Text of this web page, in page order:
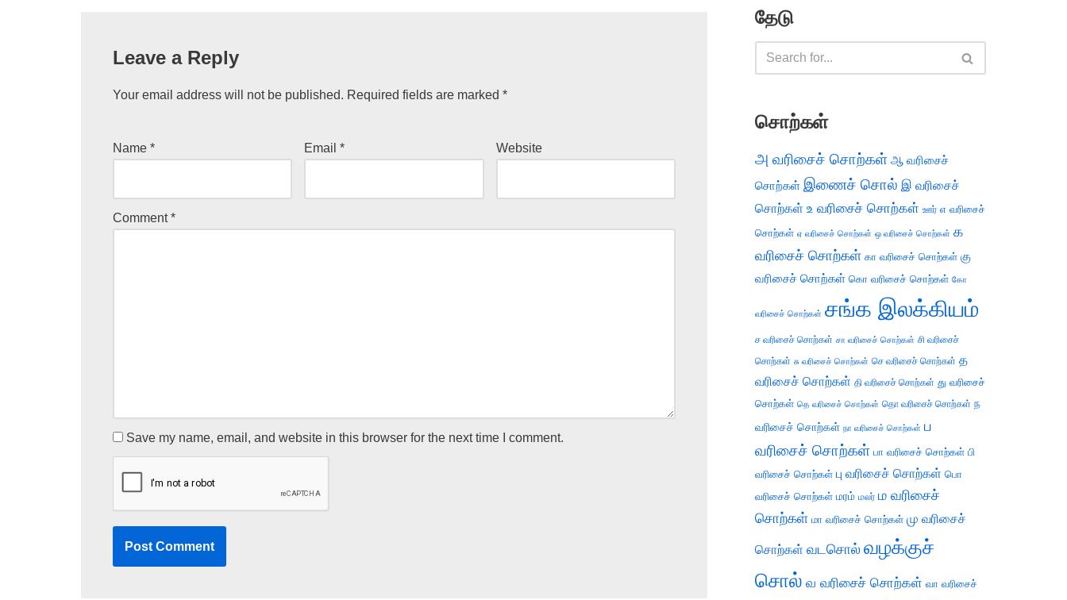
Leave a Reply
Your email address will not be published. Required fields are marked *
Name * Email* Website
Comment*
Save my name, email, and website in this browser for the next time I comment.
தேடு
சொற்கள்
அ வரிசைச் சொற்கள் ஆ வரிசைச்
சொற்கள் இணைச் சொல் இ வரிசைச்
சொற்கள் உ வரிசைச் சொற்கள் ஊர் எ வரிசைச்
சொற்கள் ஏ வரிசைச் சொற்கள் ஒ வரிசைச் சொற்கள் க
வரிசைச் சொற்கள் கா வரிசைச் சொற்கள் கு
வரிசைச் சொற்கள் கொ வரிசைச் சொற்கள் கோ
வரிசைச் சொற்கள் சங்க இலக்கியம்
ச வரிசைச் சொற்கள் சா வரிசைச் சொற்கள் சி வரிசைச்
சொற்கள் சு வரிசைச் சொற்கள் செ வரிசைச் சொற்கள் த
வரிசைச் சொற்கள் தி வரிசைச் சொற்கள் து வரிசைச்
சொற்கள் தெ வரிசைச் சொற்கள் தொ வரிசைச் சொற்கள் ந
வரிசைச் சொற்கள் நா வரிசைச் சொற்கள் ப
வரிசைச் சொற்கள் பா வரிசைச் சொற்கள் பி
வரிசைச் சொற்கள் பு வரிசைச் சொற்கள் பொ
வரிசைச் சொற்கள் மரம் மலர் ம வரிசைச்
சொற்கள் மா வரிசைச் சொற்கள் மு வரிசைச்
சொற்கள் வடசொல் வழக்குச்
சொல் வ வரிசைச் சொற்கள் வா வரிசைச்